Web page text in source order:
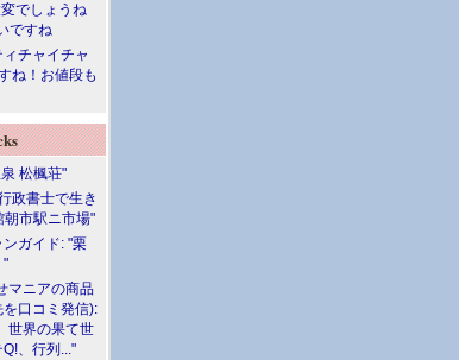
でしょうね
ですね
チャイチャ
ね！お値段も
松楓荘"
政書士で生き
朝市駅ニ市場"
ガイド: "栗
"
マニアの商品
口コミ発信):
世界の果て世
、行列..."